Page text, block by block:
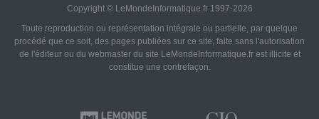
Copyright © LeMondeInformatique.fr 1997-2026
Toute reproduction ou représentation intégrale ou partielle, par quelque
procédé que ce soit, des pages publiées sur ce site, faite sans l'autorisation
de l'éditeur ou du webmaster du site LeMondeInformatique.fr est illicite et
constitue une contrefaçon.